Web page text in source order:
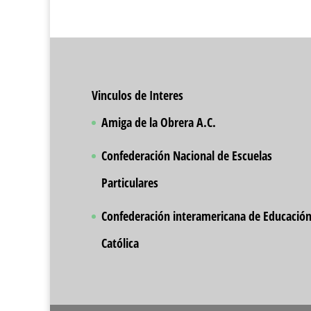
Vinculos de Interes
Amiga de la Obrera A.C.
Confederación Nacional de Escuelas
Particulares
Confederación interamericana de Educación
Católica